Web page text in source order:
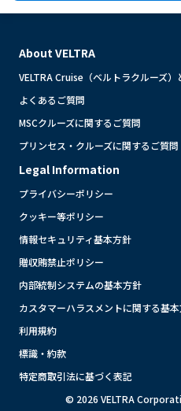
About VELTRA
VELTRA Cruise（ベルトラクルーズ）
よくあるご質問
MSCクルーズに関するご質問
プリンセス・クルーズに関するご質問
Legal Information
プライバシーポリシー
クッキー等ポリシー
情報セキュリティ基本方針
贈収賄禁止ポリシー
内部統制システムの基本方針
カスタマーハラスメントに関する基
利用規約
標識・約款
特定商取引法に基づく表記
© 2026 VELTRA